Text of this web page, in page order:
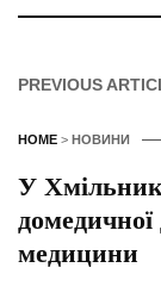
PREVIOUS
HOME > НОВИНИ
У
медицини